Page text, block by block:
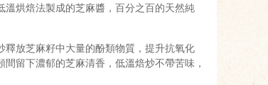
烘焙法製成的芝麻醬，百分之百的天然純
放芝麻籽中大量的酚類物質，提升抗氧化
留下濃郁的芝麻清香，低溫焙炒不帶苦味，